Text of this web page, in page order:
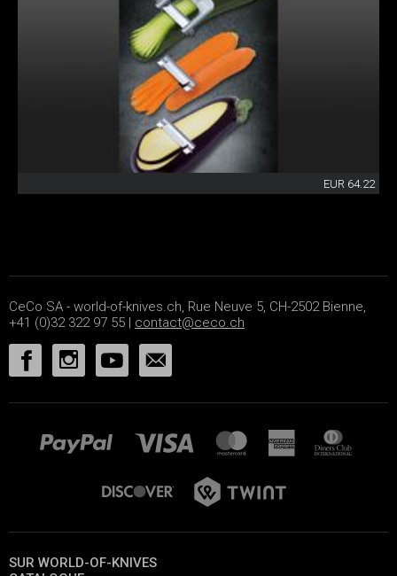
EUR 64.22
CeCo SA - world-of-knives.ch, Rue Neuve 5, CH-2502 Bienne,
+41 (0)32 322 97 55 | contact@ceco.ch
SUR WORLD-OF-KNIVES